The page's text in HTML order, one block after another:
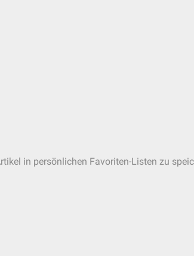
in persönlichen Favoriten-Listen zu